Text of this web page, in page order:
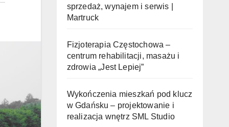
sprzedaż, wynajem i serwis |
Martruck
Fizjoterapia Częstochowa –
centrum rehabilitacji, masażu i
zdrowia „Jest Lepiej”
Wykończenia mieszkań pod klucz
w Gdańsku – projektowanie i
realizacja wnętrz SML Studio